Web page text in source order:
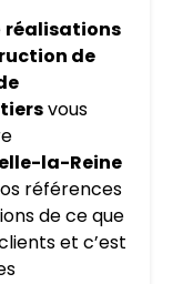
réalisations
de
vous
la-Reine
références
de ce que
et c’est